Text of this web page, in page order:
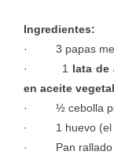
Ingredientes:
· 3 papas
· 1 lata de
en aceite vegetal
· ½ cebolla
· 1 huevo (el
· Pan rallado